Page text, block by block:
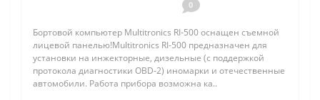
0
Бортовой компьютер Multitronics RI-500 оснащен съемной
лицевой панелью!Multitronics RI-500 предназначен для
установки на инжекторные, дизельные (с поддержкой
протокола диагностики OBD-2) иномарки и отечественные
автомобили. Работа прибора возможна ка..